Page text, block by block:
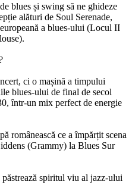
blues și swing să ne ghideze
alături de Soul Serenade,
a blues-ului (Locul II
ci o mașină a timpului
blues-ului de final de secol
într-un mix perfect de energie
românească ce a împărțit scena
(Grammy) la Blues Sur
spiritul viu al jazz-ului